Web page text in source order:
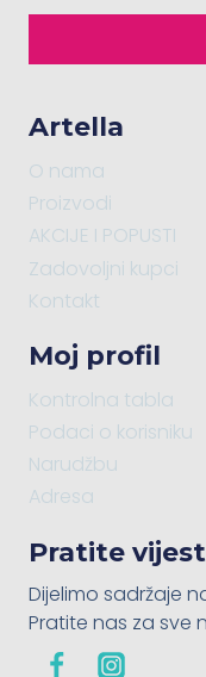
Pratite
Dijelimo sadržaje
Pratite nas za sve
Moj profil
Kontrolna tabla
Podaci o korisniku
Narudžbu
Adresa
Artella
O nama
Proizvodi
AKCIJE I POPUSTI
Zadovoljni kupci
Kontakt